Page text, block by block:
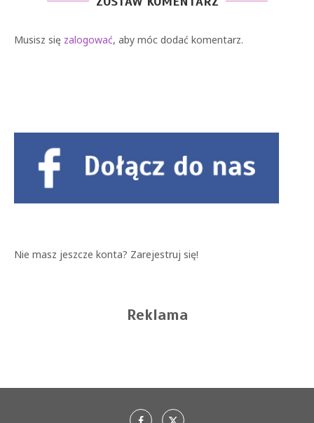
ZOSTAW KOMENTARZ
Musisz się zalogować, aby móc dodać komentarz.
Nie masz jeszcze konta? Zarejestruj się!
Reklama